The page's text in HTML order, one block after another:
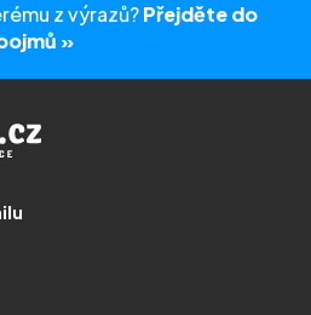
z výrazů?Přejděte do
»